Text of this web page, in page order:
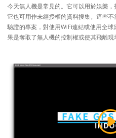
今天無人機是常見的。它可以用於娛樂
它也可用作未經授權的資料搜集。這些
驗證的專案，對使用WiFi連結或使用全
果是奪取了無人機的控制權或使其飛離現